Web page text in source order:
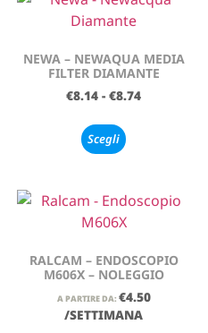
NEWA – NEWAQUA MEDIA
FILTER DIAMANTE
€8.14 - €8.74
Scegli
RALCAM – ENDOSCOPIO
M606X – NOLEGGIO
A PARTIRE DA: €4.50
/SETTIMANA